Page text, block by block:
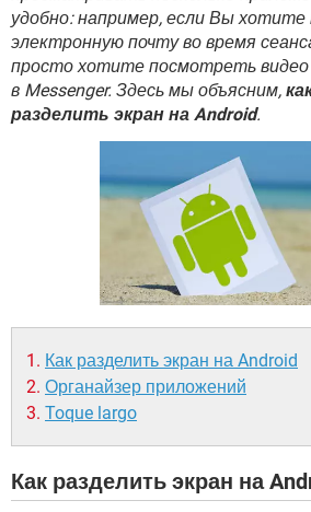
YANDEX
YANDEX
FACEBOOK ИГРЫ
WINDOWS 10
ВИДЕО GOOGLE
YANDEX
FACEBOOK ИГРЫ
WINDOWS 10
GOOGLE
удобно: например, если Вы
электронную почту во время
просто хотите посмотреть видео
в Messenger. Здесь мы объясним,
разделить экран на Android.
Как разделить экран на Android
Органайзер приложений
Toque largo
Как разделить экран на